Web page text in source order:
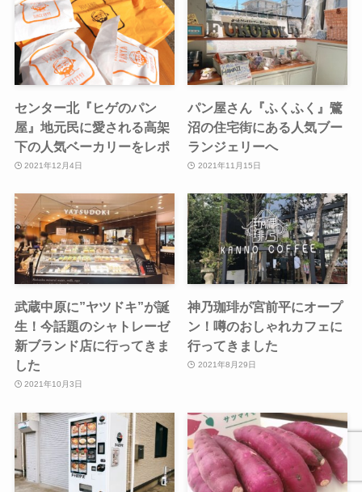
センター北『ヒゲのパン
屋』地元民に愛される高架
下の人気ベーカリーをレポ
2021年12月4日
パン屋さん『ふくふく』鷺
沼の住宅街にある人気ブー
ランジェリーへ
2021年11月15日
武蔵中原に”ヤツドキ”が誕
生！今話題のシャトレーゼ
新ブランド店に行ってきま
した
2021年10月3日
神乃珈琲が宮前平にオープ
ン！噂のおしゃれカフェに
行ってきました
2021年8月29日